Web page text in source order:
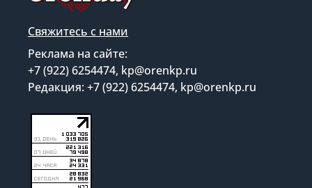
Свяжитесь с нами
Реклама на сайте:
+7 (922) 6254474, kp@orenkp.ru
Редакция: +7 (922) 6254474, kp@orenkp.ru